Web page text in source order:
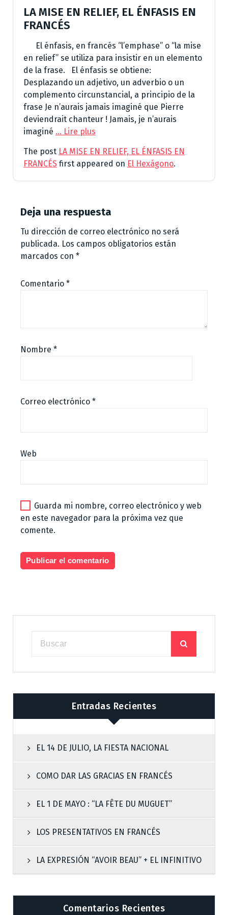
LA MISE EN RELIEF, EL ÉNFASIS EN
FRANCÉS
El énfasis, en francés “l’emphase” o “la mise
en relief” se utiliza para insistir en un elemento
de la frase. El énfasis se obtiene:
Desplazando un adjetivo, un adverbio o un
complemento circunstancial, a principio de la
frase Je n’aurais jamais imaginé que Pierre
deviendrait chanteur ! Jamais, je n’aurais
imaginé … Lire plus
The post LA MISE EN RELIEF, EL ÉNFASIS EN
FRANCÉS first appeared on El Hexágono.
Deja una respuesta
Tu dirección de correo electrónico no será
publicada. Los campos obligatorios están
marcados con *
Comentario *
Nombre *
Correo electrónico *
Web
Guarda mi nombre, correo electrónico y web
en este navegador para la próxima vez que
comente.
Entradas Recientes
EL 14 DE JULIO, LA FIESTA NACIONAL
COMO DAR LAS GRACIAS EN FRANCÉS
EL 1 DE MAYO : “LA FÊTE DU MUGUET”
LOS PRESENTATIVOS EN FRANCÉS
LA EXPRESIÓN “AVOIR BEAU” + EL INFINITIVO
Comentarios Recientes